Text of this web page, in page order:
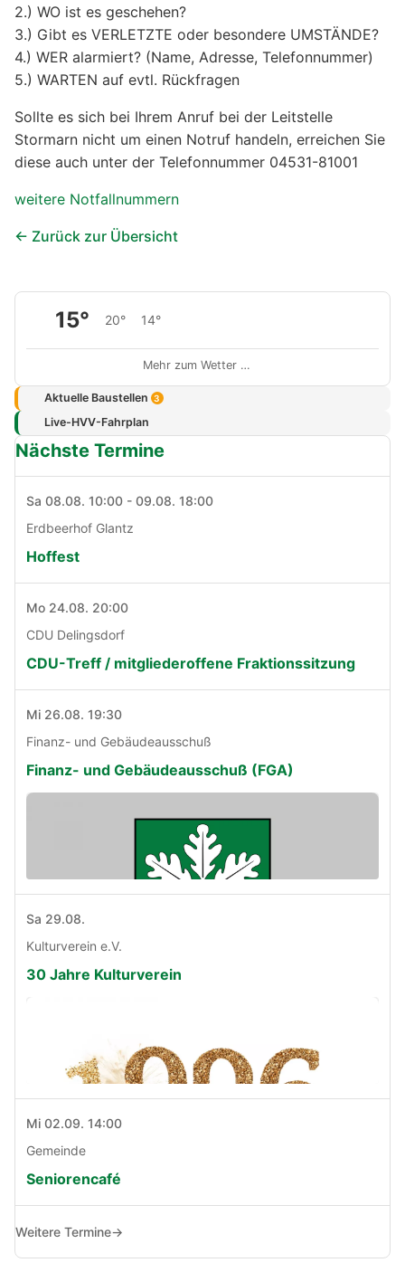
2.) WO ist es geschehen?
3.) Gibt es VERLETZTE oder besondere UMSTÄNDE?
4.) WER alarmiert? (Name, Adresse, Telefonnummer)
5.) WARTEN auf evtl. Rückfragen
Sollte es sich bei Ihrem Anruf bei der Leitstelle
Stormarn nicht um einen Notruf handeln, erreichen Sie
diese auch unter der Telefonnummer 04531-81001
weitere Notfallnummern
← Zurück zur Übersicht
15° 20° 14°
Mehr zum Wetter …
Aktuelle Baustellen 3
Live-HVV-Fahrplan
Nächste Termine
Sa 08.08. 10:00 - 09.08. 18:00
Erdbeerhof Glantz
Hoffest
Mo 24.08. 20:00
CDU Delingsdorf
CDU-Treff / mitgliederoffene Fraktionssitzung
Mi 26.08. 19:30
Finanz- und Gebäudeausschuß
Finanz- und Gebäudeausschuß (FGA)
Sa 29.08.
Kulturverein e.V.
30 Jahre Kulturverein
Mi 02.09. 14:00
Gemeinde
Seniorencafé
Weitere Termine→